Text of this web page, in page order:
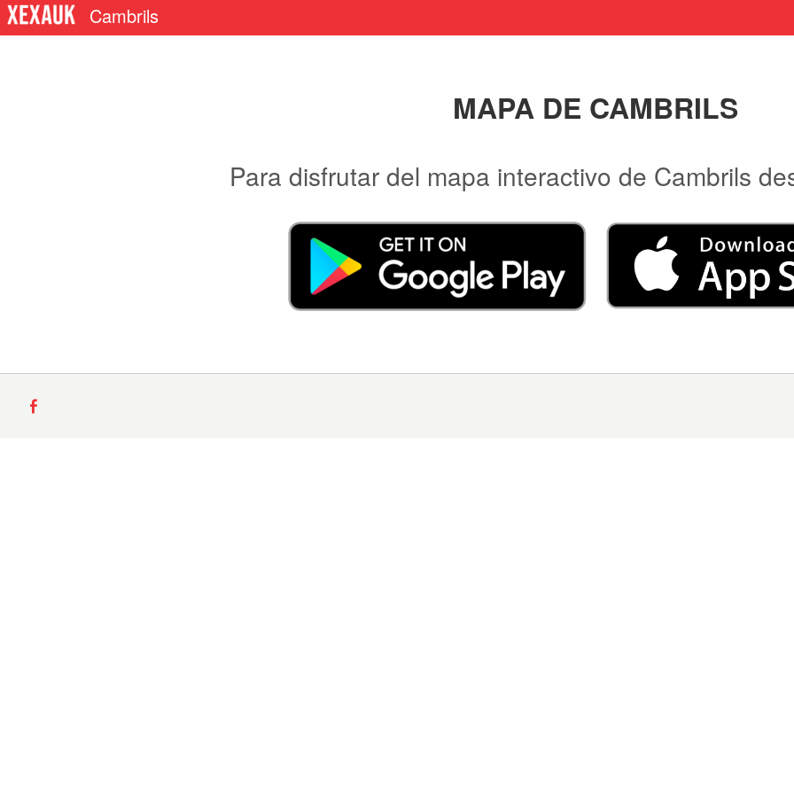
Cambrils
MAPA DE CAMBRILS
Para disfrutar del mapa interactivo de Cambrils